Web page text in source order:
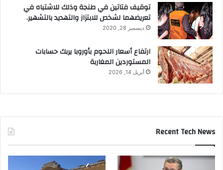
توقيف فتاتين في طنجة وذلك للاشتباه في
تعريضهما لشخص للابتزاز والتهديد بالتشهير.
ديسمبر 28, 2020
ارتفاع أسعار اللحوم بأوروبا يربك حسابات
المستوردين المغاربة
أبريل 14, 2026
Recent Tech News